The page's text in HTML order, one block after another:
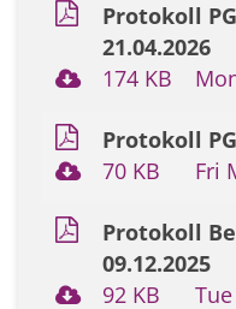
Protokoll
21.04.2026
174 KB
Protokoll
70 KB
Fri
Protokoll
09.12.2025
92 KB